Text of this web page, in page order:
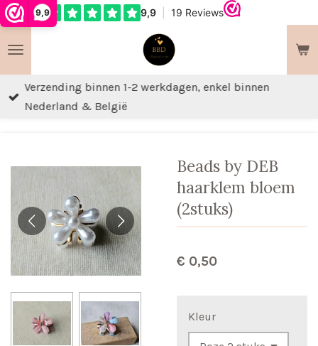
9,9
Ga
naar
de
hoofdinhoud
Verzending binnen 1-2 werkdagen, enkel binnen
Nederland & België
Beads by DEB
haarklem bloem
(2stuks)
€ 0,50
Kleur